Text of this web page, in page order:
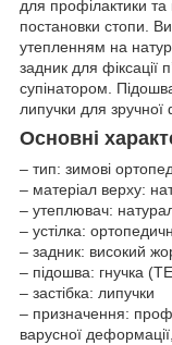
для профілактики та
постановки стопи.
утепленням на
задник для фіксації
супінатором.
липучки для зручної
Основні
– тип: зимові
– матеріал верху:
– утеплювач:
– устілка:
– задник: високий
– підошва: гнучка
– застібка: липучки
– призначення:
варусної